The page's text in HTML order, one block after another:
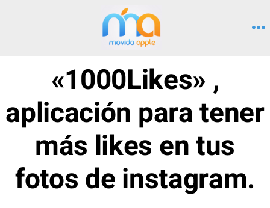
«1000Likes» ,
aplicación para tener
más likes en tus
fotos de instagram.